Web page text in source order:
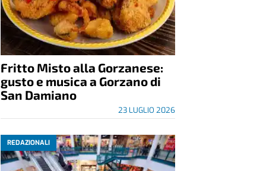
Fritto Misto alla Gorzanese:
gusto e musica a Gorzano di
San Damiano
23 LUGLIO 2026
REDAZIONALI